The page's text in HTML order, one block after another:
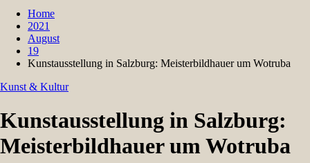
Home
2021
August
19
Kunstausstellung in Salzburg: Meisterbildhauer um Wotruba
Kunst & Kultur
Kunstausstellung in Salzburg:
Meisterbildhauer um Wotruba